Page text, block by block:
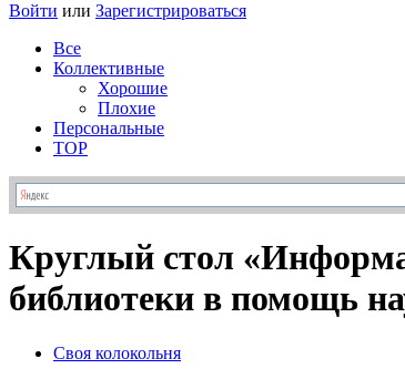
Войти или Зарегистрироваться
Все
Коллективные
Хорошие
Плохие
Персональные
TOP
Круглый стол
библиотеки в помощь
Своя колокольня